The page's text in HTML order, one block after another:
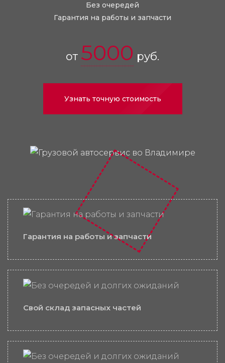
Без очередей
Гарантия на работы и запчасти
от 5000 руб.
Узнать точную стоимость
Гарантия на работы и запчасти
Свой склад запасных частей